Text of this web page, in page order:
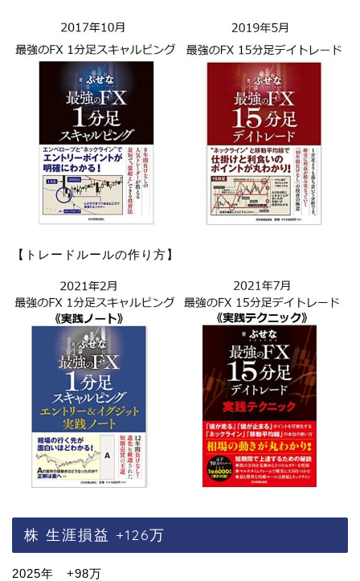
【トレードルールの作り方】
株 生涯損益 +126万
2025年 +98万